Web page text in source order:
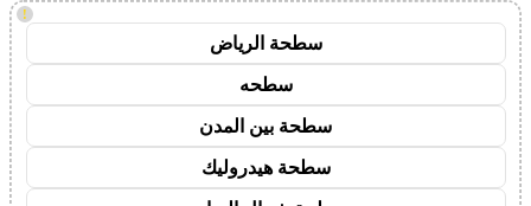
!
سطحة الرياض
سطحه
سطحة بين المدن
سطحة هيدروليك